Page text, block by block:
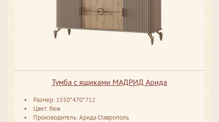
Тумба с ящиками МАДРИД Арида
Размер: 1550*470*712
Цвет: беж
Производитель: Арида Ставрополь